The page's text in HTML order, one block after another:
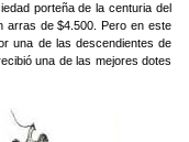
porteña de la centuria del
arras de $4.500. Pero en este
una de las descendientes de
una de las mejores dotes